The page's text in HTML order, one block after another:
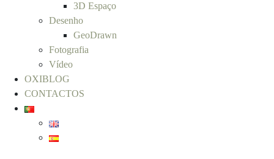
3D Espaço
Desenho
GeoDrawn
Fotografia
Vídeo
OXIBLOG
CONTACTOS